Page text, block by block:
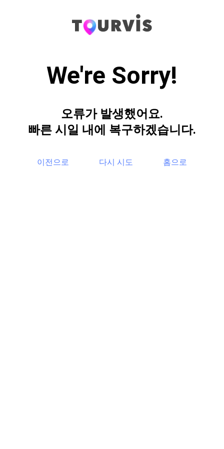
We're Sorry!
오류가 발생했어요.
빠른 시일 내에 복구하겠습니다.
이전으로 다시 시도 홈으로